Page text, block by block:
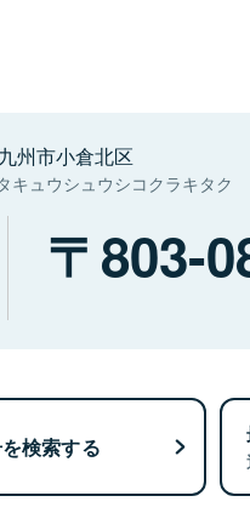
州市小倉北区
キュウシュウシコクラキタク
803-
検索する